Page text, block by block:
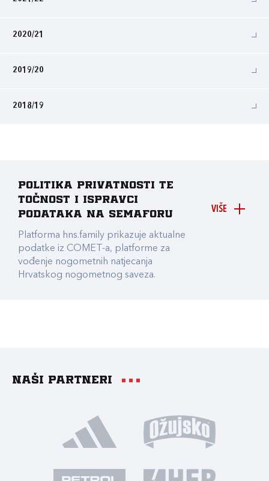
2020/21
2019/20
2018/19
VIŠE
Politika privatnosti te
točnost i ispravci
podataka na Semaforu
Platforma hns.family prikazuje aktualne
podatke iz COMET-a, platforme za
vođenje nogometnih natjecanja
Hrvatskog nogometnog saveza.
Naši partneri